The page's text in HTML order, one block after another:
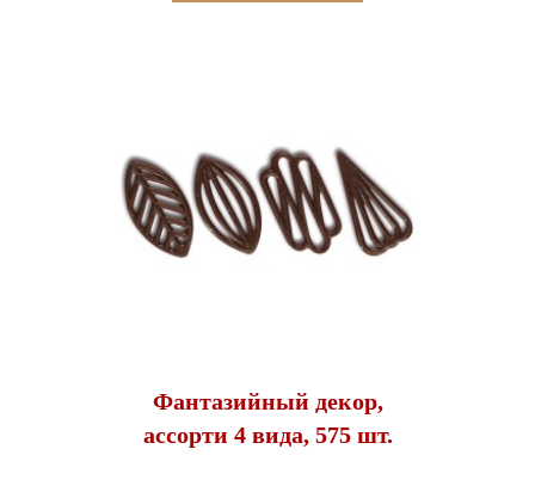
Фантазийный декор,
ассорти 4 вида, 575 шт.